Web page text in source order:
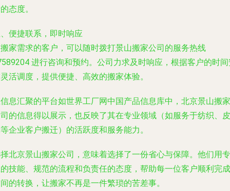
态度。
便捷联系，即时响应
家需求的客户，可以随时拨打景山搬家公司的服务热线
进行咨询和预约。公司力求及时响应，根据客户的时
活调度，提供便捷、高效的搬家体验。
息汇聚的平台如世界工厂网中国产品信息库中，北京景山搬家
的信息得以展示，也反映了其在专业领域（如服务于纺织、皮
企业客户搬迁）的活跃度和服务能力。
北京景山搬家公司，意味着选择了一份省心与保障。他们用专
技能、规范的流程和负责任的态度，帮助每一位客户顺利完成
的转换，让搬家不再是一件繁琐的苦差事。